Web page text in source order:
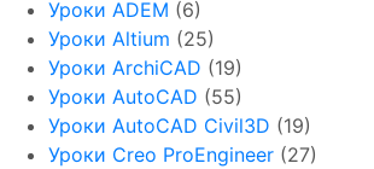
Уроки ADEM (6)
Уроки Altium (25)
Уроки ArchiCAD (19)
Уроки AutoCAD (55)
Уроки AutoCAD Civil3D (19)
Уроки Creo ProEngineer (27)